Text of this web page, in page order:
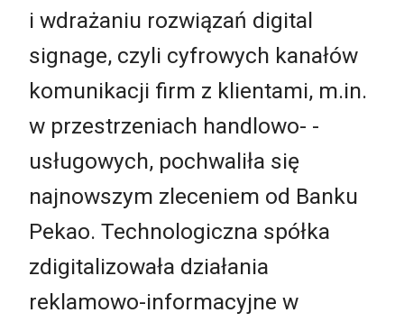
i wdrażaniu rozwiązań digital
signage, czyli cyfrowych kanałów
komunikacji firm z klientami, m.in.
w przestrzeniach handlowo- -
usługowych, pochwaliła się
najnowszym zleceniem od Banku
Pekao. Technologiczna spółka
zdigitalizowała działania
reklamowo-informacyjne w